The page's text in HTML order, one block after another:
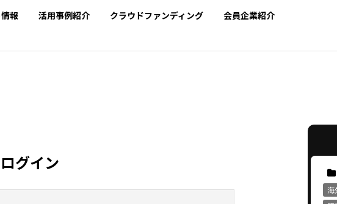
報 活用事例紹介 クラウドファンディング 会員企業紹介
SEARCH
ログイン
海